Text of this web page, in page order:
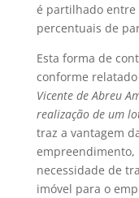
é partilhado
percentuais de
Esta forma de
conforme
Vicente de Abreu
realização de um
traz a vantagem
empreendimento,
necessidade de
imóvel para o